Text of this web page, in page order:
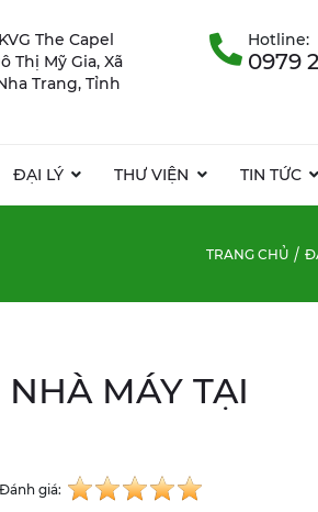
ĐẠI LÝ THƯ VIỆN TIN TỨC
The Capel
Thị Mỹ Gia, Xã
Trang, Tỉnh
Hotline:
0979
TRANG CHỦ
MÁY TẠI
giá: